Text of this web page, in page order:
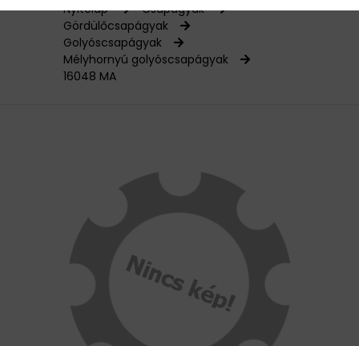
KÉZISZERSZÁMOK
HAJTÁSTECHNIKA
Nyitólap
Csapágyak
Gördülőcsapágyak
Golyóscsapágyak
Mélyhornyú golyóscsapágyak
16048 MA